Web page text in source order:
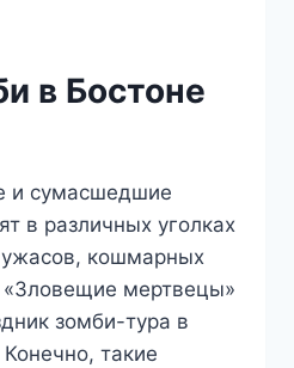
в Бостоне
и сумасшедшие
в различных уголках
кошмарных
мертвецы»
зомби-тура в
такие